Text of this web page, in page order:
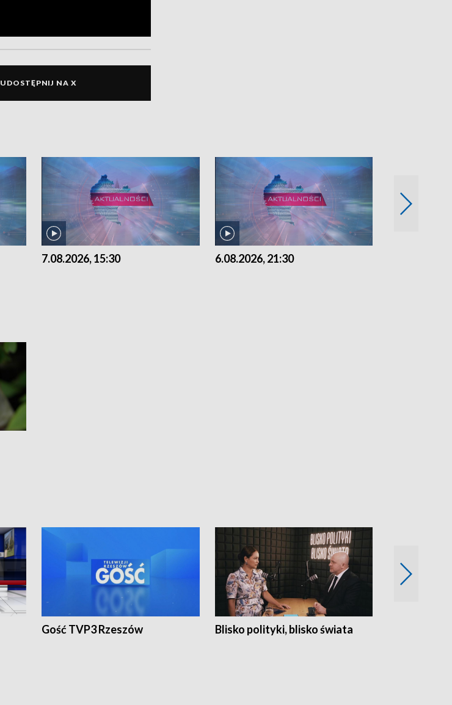
UDOSTĘPNIJ NA X
7.08.2026, 15:30 6.08.2026, 21:30
Gość TVP3 Rzeszów Blisko polityki, blisko świata